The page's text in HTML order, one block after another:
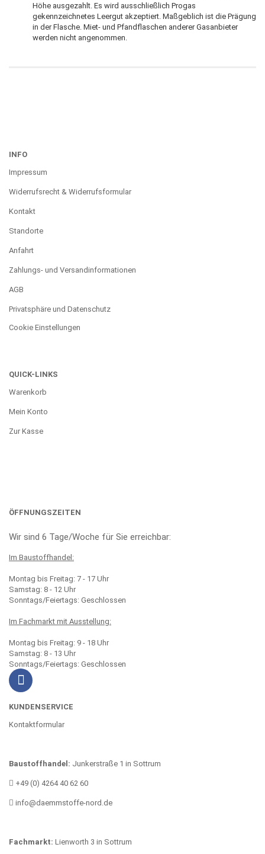
Höhe ausgezahlt. Es wird ausschließlich Progas
gekennzeichnetes Leergut akzeptiert. Maßgeblich ist die Prägung
in der Flasche. Miet- und Pfandflaschen anderer Gasanbieter
werden nicht angenommen.
INFO
Impressum
Widerrufsrecht & Widerrufsformular
Kontakt
Standorte
Anfahrt
Zahlungs- und Versandinformationen
AGB
Privatsphäre und Datenschutz
Cookie Einstellungen
QUICK-LINKS
Warenkorb
Mein Konto
Zur Kasse
ÖFFNUNGSZEITEN
Wir sind 6 Tage/Woche für Sie erreichbar:
Im Baustoffhandel:
Montag bis Freitag: 7 - 17 Uhr
Samstag: 8 - 12 Uhr
Sonntags/Feiertags: Geschlossen
Im Fachmarkt mit Ausstellung:
Montag bis Freitag: 9 - 18 Uhr
Samstag: 8 - 13 Uhr
Sonntags/Feiertags: Geschlossen
KUNDENSERVICE
Kontaktformular
Baustoffhandel: Junkerstraße 1 in Sottrum
+49 (0) 4264 40 62 60
info@daemmstoffe-nord.de
Fachmarkt: Lienworth 3 in Sottrum